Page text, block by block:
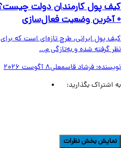
پول کارمندان دولت چیست؟
وضعیت فعال‌سازی
پول ایرانی، طرح تازه‌ای است که برای
گرفته شده و به‌تازگی م...
فرشاد قاسمعلی8 آگوست 2026
اشتراک بگذارید:
بخش نظرات